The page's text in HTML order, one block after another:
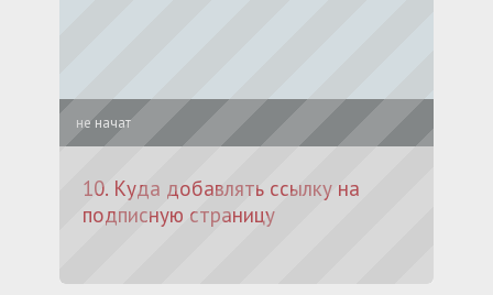
не начат
10. Куда добавлять ссылку на
подписную страницу